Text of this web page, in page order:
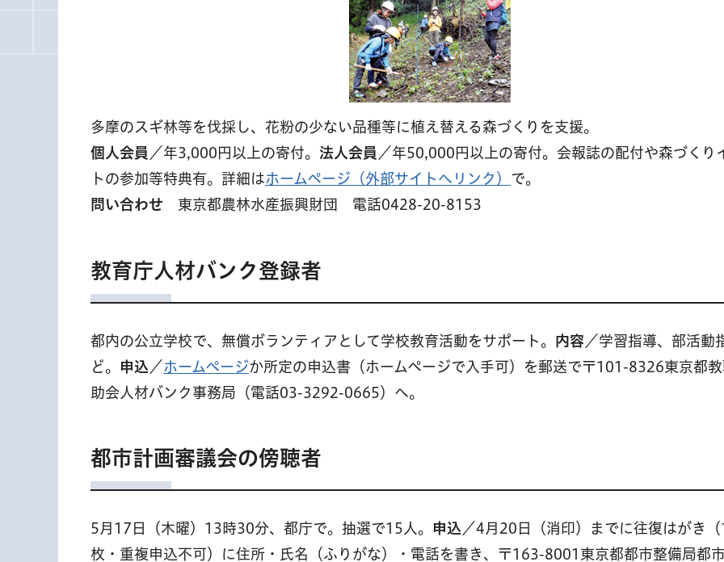
多摩のスギ林等を伐採し、花粉の少ない品種等に植え替える森づくりを支援。
個人会員 ／年3,000円以上の寄付。 法人会員 ／年50,000円以上の寄付。会報誌の配付や森づくり
トの参加等特典有。詳細はホームページ（外部サイトへリンク）
で。
問い合わせ 東京都農林水産振興財団 電話0428-20-8153
教育庁人材バンク登録者
都内の公立学校で、無償ボランティアとして学校教育活動をサポート。 内容 ／学習指導、部活動
ど。
申込 ／ ホームページか所定の申込書（ホームページで入手可）を郵送で〒101-8326東京都
助会人材バンク事務局（電話03-3292-0665）へ。
都市計画審議会の傍聴者
5月17日（木曜）13時30分、都庁で。抽選で15人。 申込 ／4月20日（消印）までに往復はがき
枚・重複申込不可）に住所・氏名（ふりがな）・電話を書き、〒163-8001東京都都市整備局都